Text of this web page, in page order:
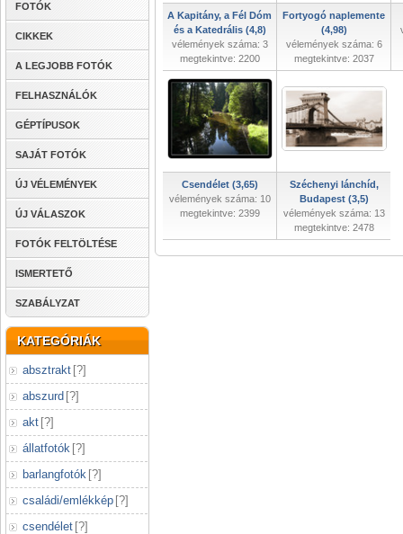
FOTÓK
CIKKEK
A LEGJOBB FOTÓK
FELHASZNÁLÓK
GÉPTÍPUSOK
SAJÁT FOTÓK
ÚJ VÉLEMÉNYEK
ÚJ VÁLASZOK
FOTÓK FELTÖLTÉSE
ISMERTETŐ
SZABÁLYZAT
KATEGÓRIÁK
absztrakt [?]
abszurd [?]
akt [?]
állatfotók [?]
barlangfotók [?]
családi/emlékkép [?]
csendélet [?]
A Kapitány, a Fél Dóm
és a Katedrális (4,8)
vélemények száma: 3
megtekintve: 2200
Fortyogó naplemente
(4,98)
vélemények száma: 6
megtekintve: 2037
Csendélet (3,65)
vélemények száma: 10
megtekintve: 2399
Széchenyi lánchíd,
Budapest (3,5)
vélemények száma: 13
megtekintve: 2478